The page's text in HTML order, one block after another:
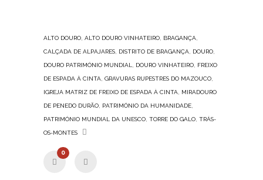
ALTO DOURO ALTO DOURO VINHATEIRO BRAGANÇA
CALÇADA DE ALPAJARES DISTRITO DE BRAGANÇA DOURO
DOURO PATRIMÓNIO MUNDIAL DOURO VINHATEIRO FREIXO
DE ESPADA À CINTA GRAVURAS RUPESTRES DO MAZOUCO
IGREJA MATRIZ DE FREIXO DE ESPADA À CINTA MIRADOURO
DE PENEDO DURÃO PATRIMÓNIO DA HUMANIDADE
PATRIMÓNIO MUNDIAL DA UNESCO TORRE DO GALO TRÁS-
OS-MONTES
0